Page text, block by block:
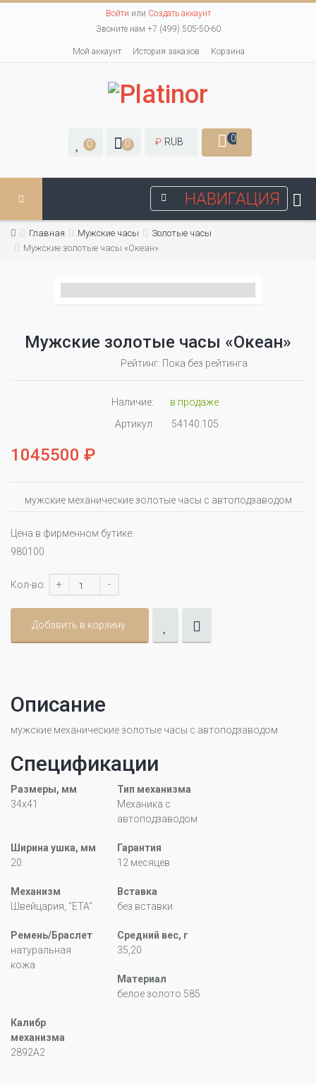
Войти или Создать аккаунт
Звоните нам +7 (499) 505-50-60
Мой аккаунт История заказов Корзина
0 0 ₽ RUB 0
НАВИГАЦИЯ
Главная Мужские часы
Золотые часы
Мужские золотые часы «Океан»
Мужские золотые часы «Океан»
Рейтинг: Пока без рейтинга
Наличие:
в продаже
Артикул:
54140.105
1045500 ₽
мужские механические золотые часы с автоподзаводом
Цена в фирменном бутике:
980100
Кол-во: + -
Добавить в корзину
Описание
мужские механические золотые часы с автоподзаводом
Спецификации
Размеры, мм
34x41
Тип механизма
Механика с
автоподзаводом
Ширина ушка, мм
20
Гарантия
12 месяцев
Механизм
Швейцария, "ETA"
Вставка
без вставки
Ремень/Браслет
натуральная
кожа
Средний вес, г
35,20
Материал
белое золото 585
Калибр
механизма
2892А2